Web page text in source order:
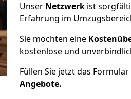
Unser Netzwerk ist
Erfahrung im
Sie möchten eine
kostenlose und
Füllen Sie jetzt das
Angebote.